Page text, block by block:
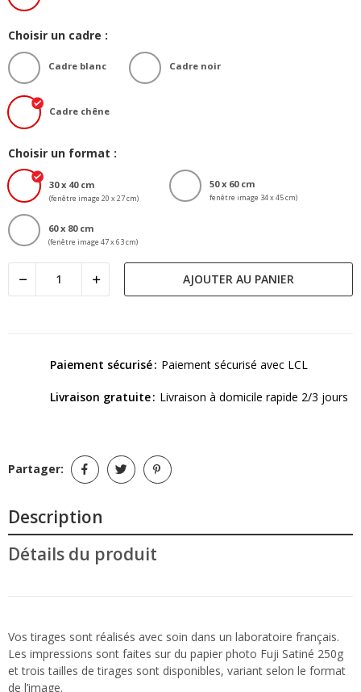
Choisir un cadre :
Cadre blanc Cadre noir
Cadre chêne
Choisir un format :
30 x 40 cm
(fenêtre image 20 x 27 cm)
50 x 60 cm
fenêtre image 34 x 45 cm)
60 x 80 cm
(fenêtre image 47 x 63 cm)
AJOUTER AU PANIER
Paiement sécurisé Paiement sécurisé avec LCL
Livraison gratuite Livraison à domicile rapide 2/3 jours
Partager:
Description
Détails du produit
Vos tirages sont réalisés avec soin dans un laboratoire français.
Les impressions sont faites sur du papier photo Fuji Satiné 250g
et trois tailles de tirages sont disponibles, variant selon le format
de l’image.